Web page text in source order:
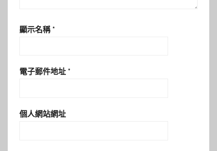
顯示名稱 *
電子郵件地址 *
個人網站網址